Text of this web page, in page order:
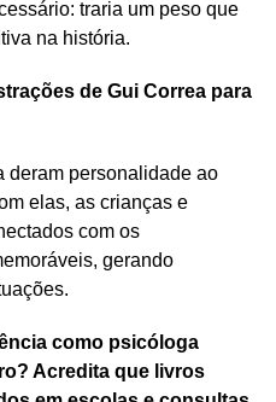
traria um peso que
na história.
de Gui Correa para
deram personalidade ao
elas, as crianças e
com os
gerando
como psicóloga
Acredita que livros